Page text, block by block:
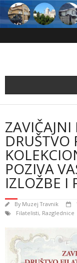
Skip
content
DRUŠTVO
POZIVA
IZLOŽBE I
By Muzej Travnik
Filatelisti, Razglednice